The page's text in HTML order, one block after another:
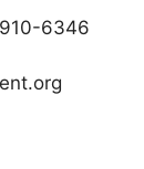
6346